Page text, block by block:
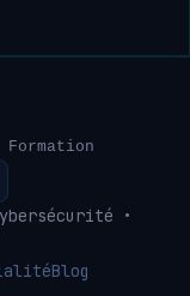
Formation
•
Blog